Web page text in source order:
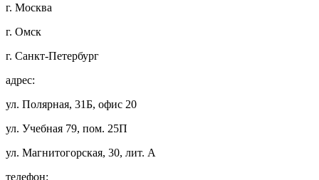
г. Москва
г. Омск
г. Санкт-Петербург
адрес:
ул. Полярная, 31Б, офис 20
ул. Учебная 79, пом. 25П
ул. Магнитогорская, 30, лит. А
телефон: